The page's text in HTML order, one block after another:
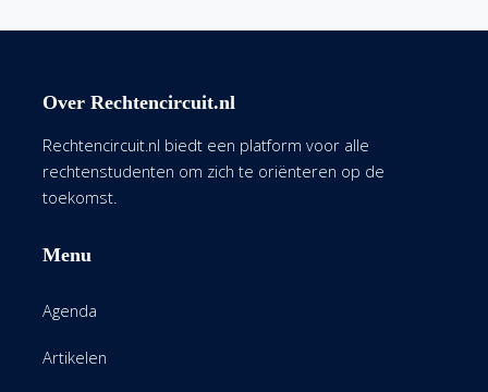
Over Rechtencircuit.nl
Rechtencircuit.nl biedt een platform voor alle
rechtenstudenten om zich te oriënteren op de
toekomst.
Menu
Agenda
Artikelen